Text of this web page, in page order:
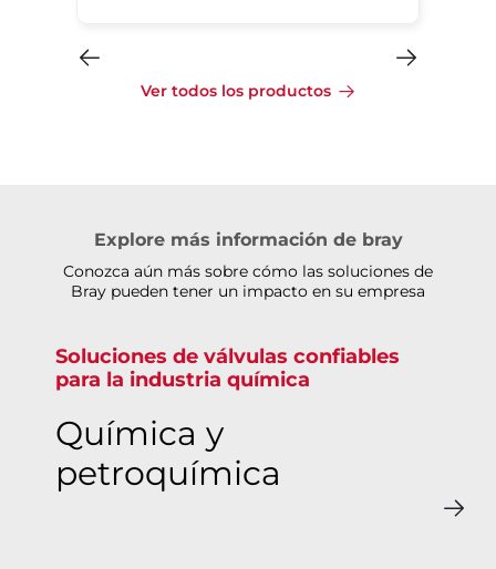
Ver todos los productos
Explore más información de bray
Conozca aún más sobre cómo las soluciones de
Bray pueden tener un impacto en su empresa
Soluciones de válvulas confiables
para la industria química
Química y
petroquímica